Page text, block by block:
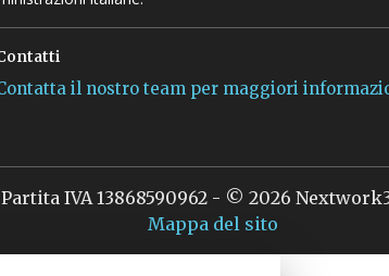
il nostro team per maggiori
IVA 13868590962 - © 2026
Mappa del sito